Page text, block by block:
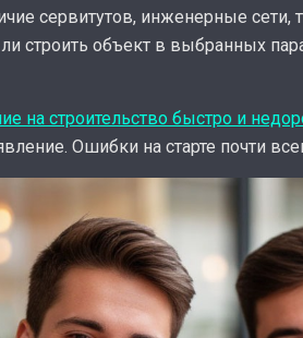
сервитутов, инженерные сети,
строить объект в выбранных
на строительство быстро и
Ошибки на старте почти